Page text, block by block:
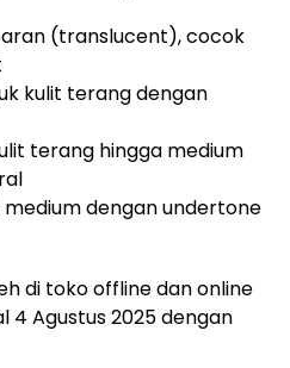
(translucent), cocok
kulit terang dengan
terang hingga medium
dengan undertone
di toko offline dan online
4 Agustus 2025 dengan